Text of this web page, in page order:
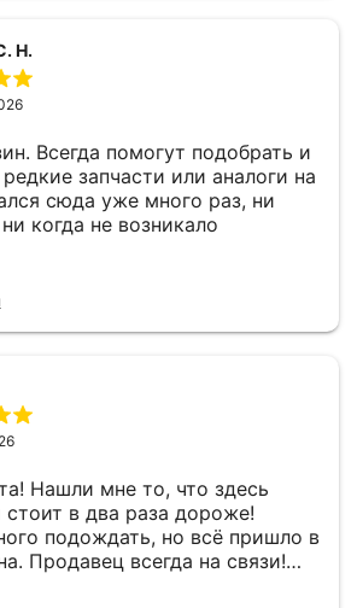
Н.
Всегда помогут подобрать и
запчасти или аналоги на
сюда уже много раз, ни
когда не возникало
Нашли мне то, что здесь
стоит в два раза дороже!
подождать, но всё пришло в
Продавец всегда на связи!
👍